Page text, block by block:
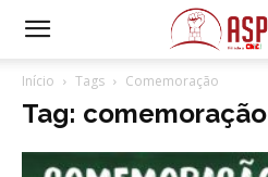
Início Tags Comemoração
Tag: comemoração